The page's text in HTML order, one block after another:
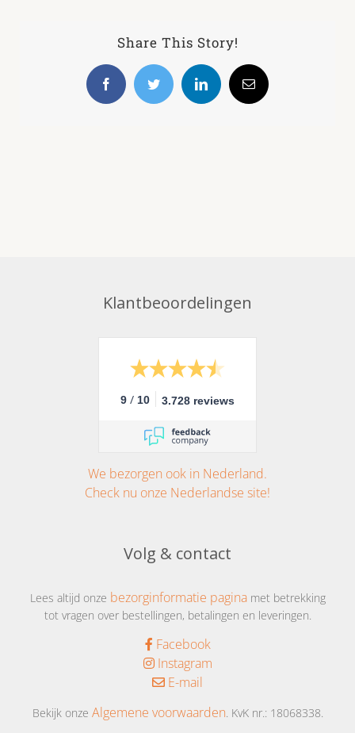
Share This Story!
FacebookTwitter LinkedInE-
mail
Klantbeoordelingen
9 / 10 3.728 reviews
We bezorgen ook in Nederland.
Check nu onze Nederlandse site!
Volg & contact
Lees altijd onze bezorginformatie paginamet betrekking
tot vragen over bestellingen, betalingen en leveringen.
Facebook
Instagram
E-mail
Bekijk onze Algemene voorwaarden. KvK nr.: 18068338.